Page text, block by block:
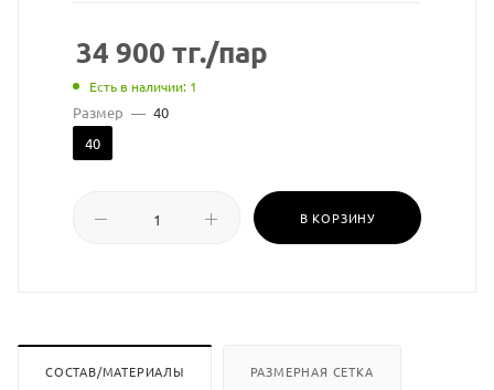
34 900 тг./пар
Есть в наличии: 1
Размер — 40
40
В КОРЗИНУ
СОСТАВ/МАТЕРИАЛЫ РАЗМЕРНАЯ СЕТКА